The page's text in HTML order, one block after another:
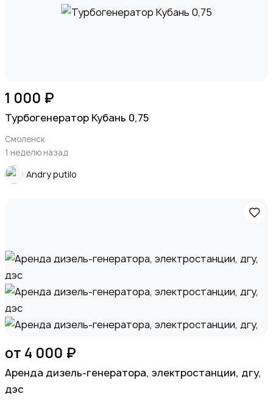
1 000 ₽
Турбогенератор Кубань 0,75
Смоленск
1 неделю назад
Andry putilo
от 4 000 ₽
Apeндa дизель-генератора, элeктрoстанции, дгу,
дэc